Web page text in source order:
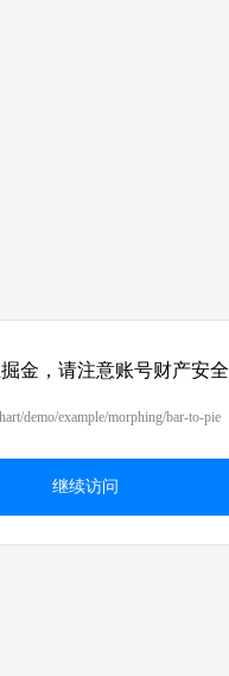
金，请注意账号财产安全
demo/example/morphing/bar-to-pie
继续访问